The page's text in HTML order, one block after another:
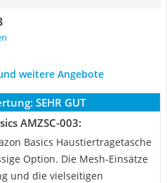
weitere Angebote
SEHR GUT
AMZSC-003:
Basics Haustiertragetasche
Option. Die Mesh-Einsätze
und die vielseitigen